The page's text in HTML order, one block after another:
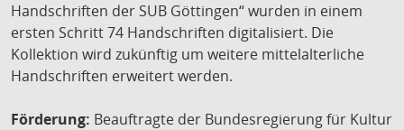
Handschriften der SUB Göttingen“ wurden in einem
ersten Schritt 74 Handschriften digitalisiert. Die
Kollektion wird zukünftig um weitere mittelalterliche
Handschriften erweitert werden.
Förderung: Beauftragte der Bundesregierung für Kultur